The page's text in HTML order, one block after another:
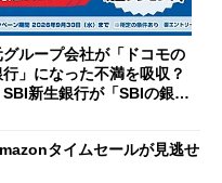
グループ会社が「ドコモの
行」になった不満を吸収？
新生銀行が「SBIの銀
催
タイムセールが見逃せ